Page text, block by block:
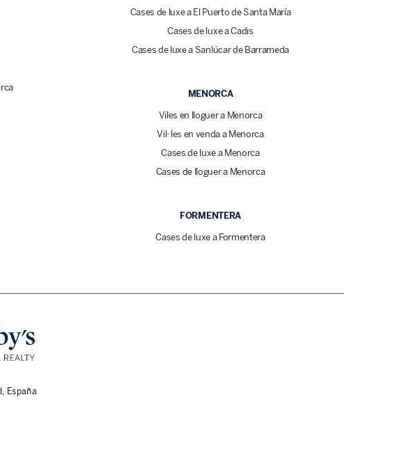
Cases de luxe a El Puerto de Santa María
Cases de luxe a Cadis
Cases de luxe a Sanlúcar de Barrameda
MENORCA
Viles en lloguer a Menorca
Vil·les en venda a Menorca
Cases de luxe a Menorca
Cases de lloguer a Menorca
FORMENTERA
Cases de luxe a Formentera
España